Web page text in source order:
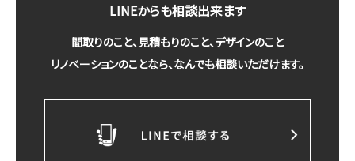
LINEからも相談出来ます
間取りのこと、見積もりのこと、デザインのこと
リノベーションのことなら、なんでも相談いただけます。